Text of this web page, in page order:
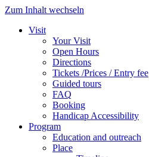
Zum Inhalt wechseln
Visit
Your Visit
Open Hours
Directions
Tickets /Prices / Entry fee
Guided tours
FAQ
Booking
Handicap Accessibility
Program
Education and outreach
Place